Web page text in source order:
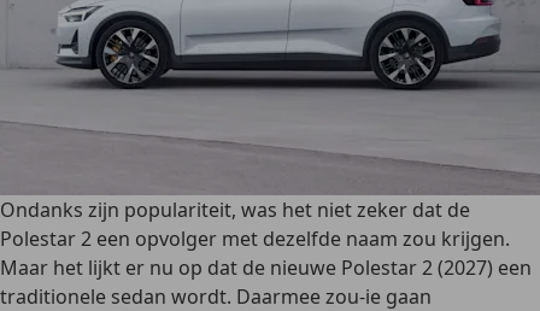
Ondanks zijn populariteit, was het niet zeker dat de
Polestar 2 een opvolger met dezelfde naam zou krijgen.
Maar het lijkt er nu op dat de nieuwe Polestar 2 (2027) een
traditionele sedan wordt. Daarmee zou-ie gaan